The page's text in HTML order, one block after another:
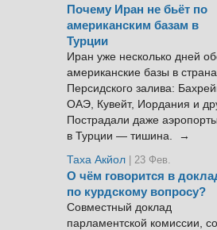
Почему Иран не бьёт по
американским базам в
Турции
Иран уже несколько дней
американские базы в
Персидского залива:
ОАЭ, Кувейт, Иордания и
Пострадали даже
в Турции — тишина. →
Таха Акйол | 23 Фев.
О чём говорится в
по курдскому вопросу?
Совместный доклад
парламентской комиссии,